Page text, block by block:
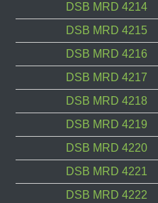
DSB MRD 4214
DSB MRD 4215
DSB MRD 4216
DSB MRD 4217
DSB MRD 4218
DSB MRD 4219
DSB MRD 4220
DSB MRD 4221
DSB MRD 4222